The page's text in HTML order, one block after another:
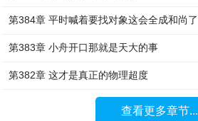
第384章 平时喊着要找对象这会全成和尚了
第383章 小舟开口那就是天大的事
第382章 这才是真正的物理超度
查看更多章节...